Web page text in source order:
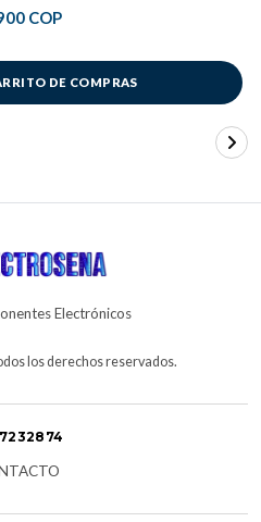
COP
DE COMPRAS
Electrónicos
los derechos reservados.